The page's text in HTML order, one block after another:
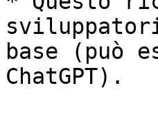
base (può
ChatGPT).